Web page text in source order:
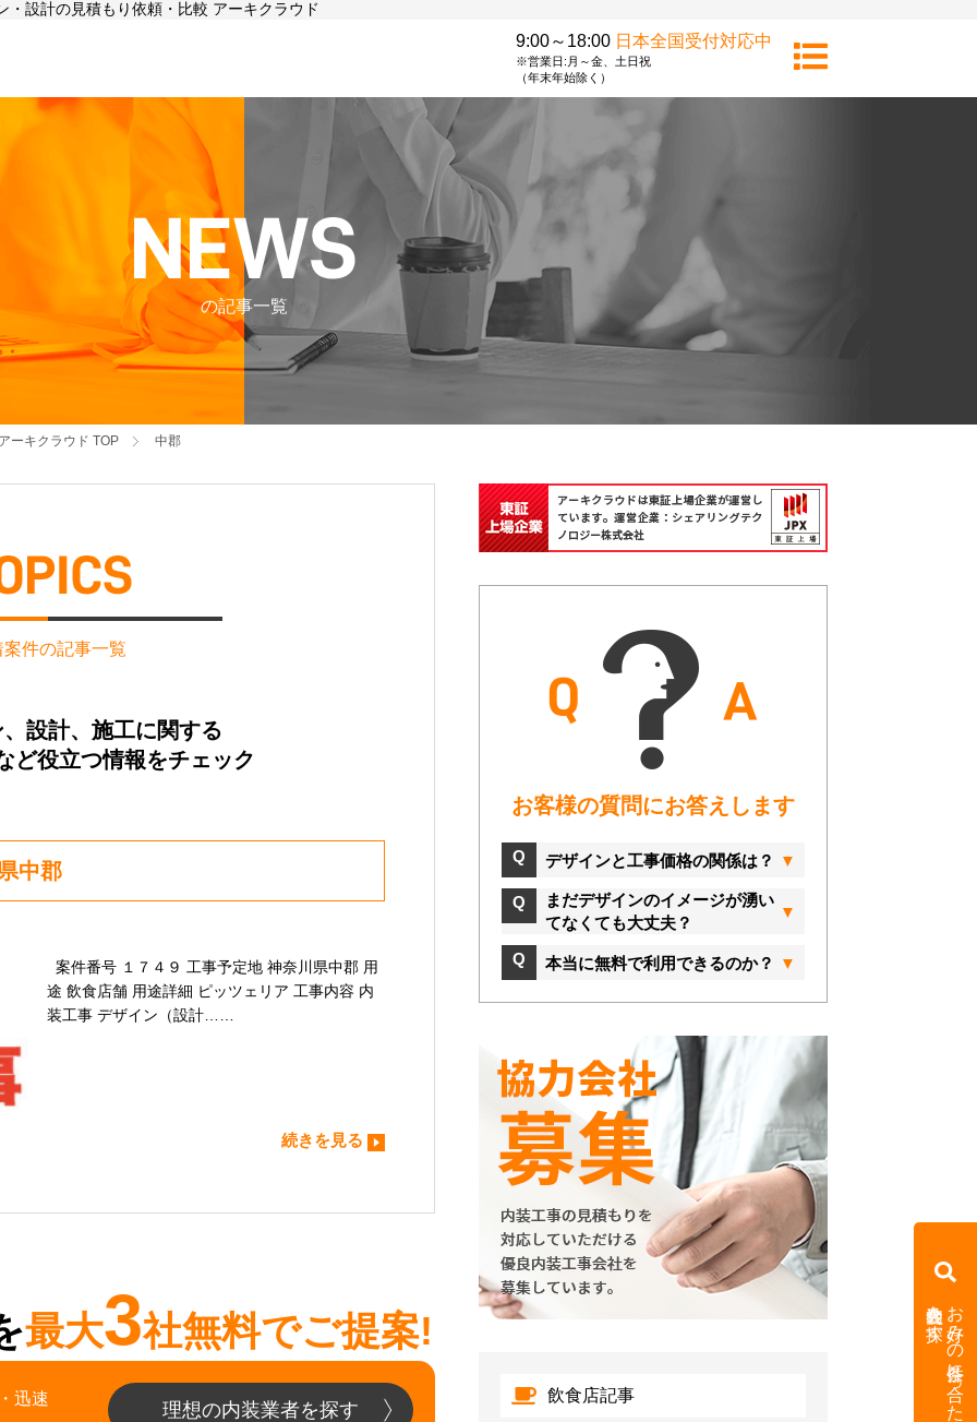
・設計の見積もり依頼・比較 アーキクラウド
9:00～18:00 日本全国受付対応中
※営業日:月～金、土日祝
（年末年始除く）
の記事一覧
ーキクラウド TOP 中郡
案件の記事一覧
設計、施工に関する
ど役立つ情報をチェック
中郡
案件番号 １７４９ 工事予定地 神奈川県中郡 用
途 飲食店舗 用途詳細 ピッツェリア 工事内容 内
装工事 デザイン（設計……
続きを見る
最大3社無料でご提案!
迅速
理想の内装業者を探す
お客様の質問にお答えします
デザインと工事価格の関係は？
まだデザインのイメージが湧い
てなくても大丈夫？
本当に無料で利用できるのか？
飲食店記事 お好みの条件に合った
内装会社を探す